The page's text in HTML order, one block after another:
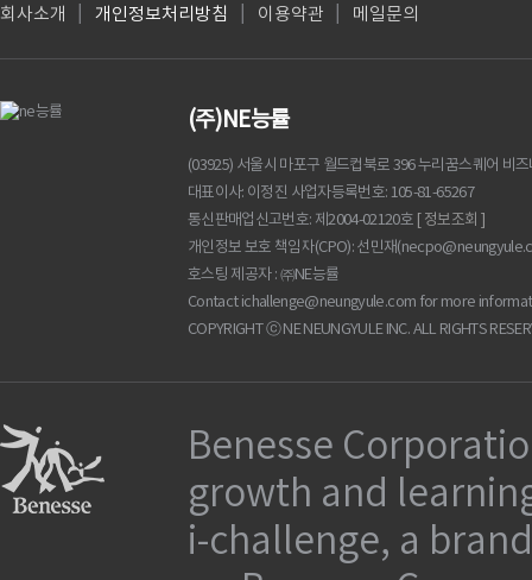
회사소개 개인정보처리방침 이용약관 메일문의
(주)NE능률
(03925) 서울시 마포구 월드컵북로 396 누리꿈스퀘어 비
대표이사 이정진 사업자등록번호 105-81-65267
통신판매업신고번호 제2004-02120호
[ 정보조회 ]
개인정보 보호 책임자(CPO): 선민재(
호스팅 제공자 : ㈜NE능률
Contact ichallenge@neungyule.com for more
COPYRIGHT ⓒ NE NEUNGYULE INC. ALL RIGHTS
Benesse
growth and
i-challenge, a